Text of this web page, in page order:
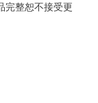
完整恕不接受更